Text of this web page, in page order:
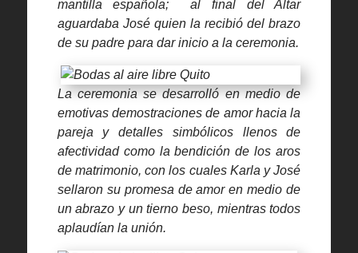
mantilla española; al final del Altar
aguardaba José quien la recibió del brazo
de su padre para dar inicio a la ceremonia.
La ceremonia se desarrolló en medio de
emotivas demostraciones de amor hacia la
pareja y detalles simbólicos llenos de
afectividad como la bendición de los aros
de matrimonio, con los cuales Karla y José
sellaron su promesa de amor en medio de
un abrazo y un tierno beso, mientras todos
aplaudían la unión.